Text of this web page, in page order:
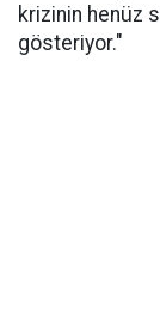
krizinin henüz
gösteriyor."